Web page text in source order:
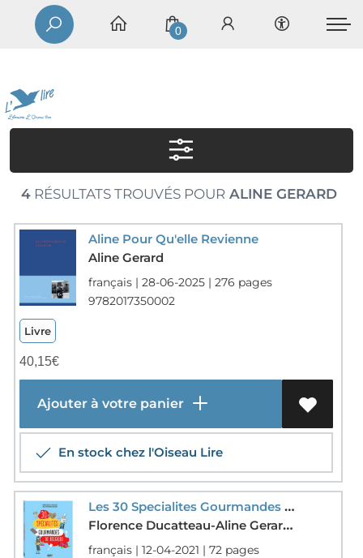
0
4RÉSULTATS TROUVÉS POURALINE GERARD
Aline Pour Qu'elle Revienne
Aline Gerard
français | 28-06-2025 | 276 pages
9782017350002
Livre
40,15€
Ajouter à votre panier
En stock chez l'Oiseau Lire
Les 30 Specialites Gourmandes De Belgique
Florence Ducatteau-Aline Gerard-Pascal Baltzer
français | 12-04-2021 | 72 pages